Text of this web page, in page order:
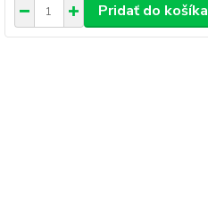
Pridať do košíka